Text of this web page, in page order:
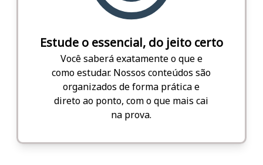
Estude o essencial, do jeito certo
Você saberá exatamente o que e
como estudar. Nossos conteúdos são
organizados de forma prática e
direto ao ponto, com o que mais cai
na prova.